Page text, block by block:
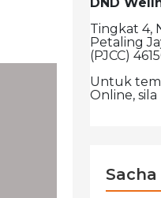
Tingkat 4,
Petaling
(PJCC)
Untuk
Online,